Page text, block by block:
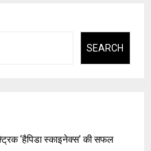
SEARCH
‘हैपिडा स्काइनेक्स’ की सफल